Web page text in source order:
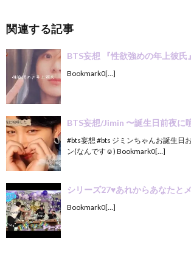
関連する記事
BTS妄想 『性欲強めの年上彼氏』
Bookmark0[…]
BTS妄想/Jimin 〜誕生日前夜に
#bts妄想 #bts ジミンちゃんお誕生日
ン(なんです☺︎) Bookmark0[…]
シリーズ27♥️あれからあなたと
Bookmark0[…]